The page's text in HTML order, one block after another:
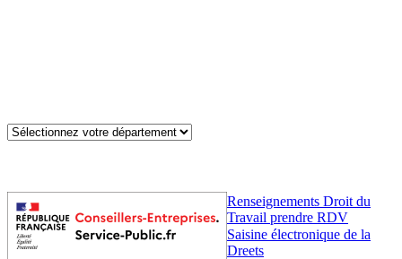
Renseignements Droit du
Travail prendre RDV
Saisine électronique de la
Dreets